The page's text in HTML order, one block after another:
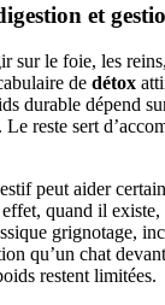
et
sur le foie, les
de détox
durable dépend
reste sert
peut aider
quand il
grignotage,
qu’un chat
restent limitées.